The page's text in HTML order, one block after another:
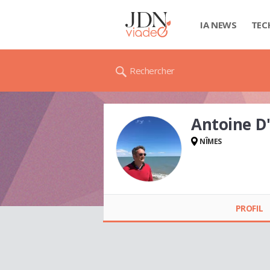
IA NEWS
Rechercher
Antoine
NÎMES
PROFIL